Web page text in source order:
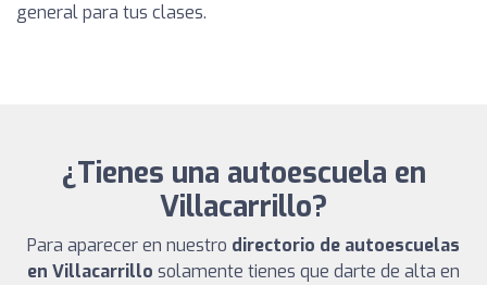
general para tus clases.
¿Tienes una autoescuela en
Villacarrillo?
Para aparecer en nuestro directorio de autoescuelas
en Villacarrillo solamente tienes que darte de alta en